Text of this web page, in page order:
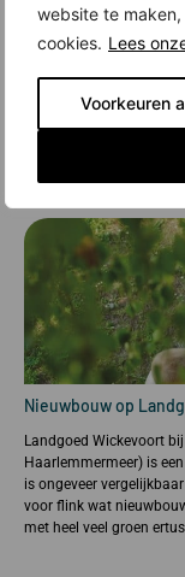
website te
cookies. Lees
Voorkeuren
Nieuwbouw op
Landgoed Wickevoort
Haarlemmermeer) is
is ongeveer
voor flink wat
met heel veel groen